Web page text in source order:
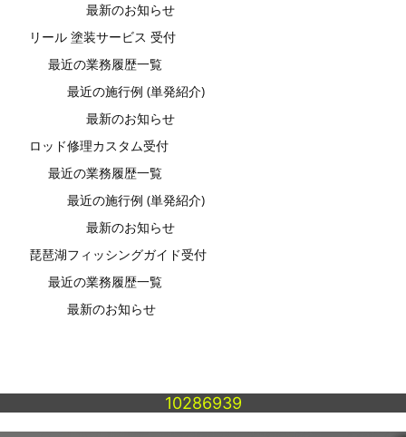
最新のお知らせ
リール 塗装サービス 受付
最近の業務履歴一覧
最近の施行例 (単発紹介)
最新のお知らせ
ロッド修理カスタム受付
最近の業務履歴一覧
最近の施行例 (単発紹介)
最新のお知らせ
琵琶湖フィッシングガイド受付
最近の業務履歴一覧
最新のお知らせ
10286939